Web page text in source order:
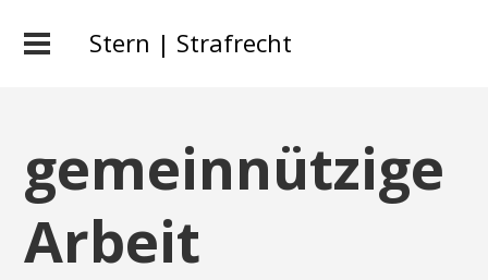
Stern | Strafrecht
gemeinnützige
Arbeit